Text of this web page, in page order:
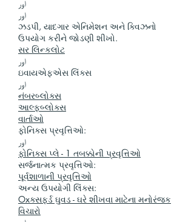
اور
اور
ઝડપી, યાદગાર એનિમેશન અને ક્વિઝનો
ઉપયોગ કરીને જોડણી શીખો.
સર લિન્કલોટ
اور
ઇવાયએફએસ લિંક્સ
اور
નંબરબ્લોક્સ
આલ્ફબ્લોક્સ
વાર્તાઓ
ફોનિક્સ પ્રવૃત્તિઓ:
اور
ફોનિક્સ પ્લે - 1 તબક્કોની પ્રવૃત્તિઓ
સર્જનાત્મક પ્રવૃત્તિઓ:
પૂર્વશાળાની પ્રવૃત્તિઓ
અન્ય ઉપયોગી લિંક્સ:
Oxક્સફર્ડ ઘુવડ - ઘરે શીખવા માટેના મનોરંજક
વિચારો